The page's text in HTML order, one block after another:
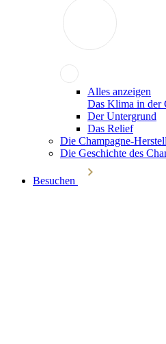
Alles anzeigen
Das Klima in der
Der Untergrund
Das Relief
Die Champagne-
Die Geschichte des
Besuchen